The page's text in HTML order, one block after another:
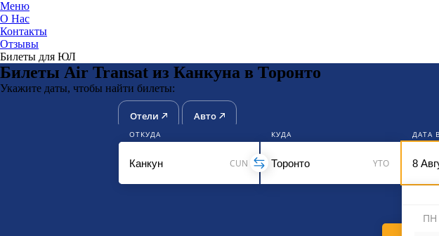
ЮниТикет
Меню
О Нас
Контакты
Отзывы
Билеты для ЮЛ
Билеты Air Transat из Канкуна в Торонто
Укажите даты, чтобы найти билеты:
Отели Авто
ОТКУДА
CUN
КУДА
YTO
ДАТА
ПН